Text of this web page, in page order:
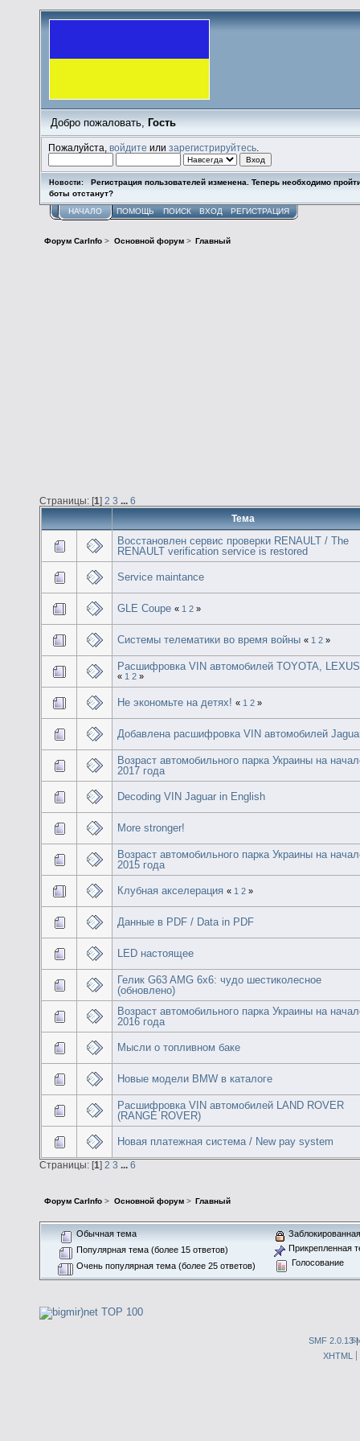
Добро пожаловать, Гость
Пожалуйста,войдите илизарегистрируйтесь
Новости:
Регистрация пользователей изменена. Теперь необходимо
боты отстанут?
НАЧАЛО ПОМОЩЬ ПОИСК ВХОД РЕГИСТРАЦИЯ
Форум CarInfo > Основной форум> Главный
Страницы: [1] 2 3 ... 6
Тема
Восстановлен сервис проверки RENAULT / The
RENAULT verification service is restored
Service maintance
GLE Coupe « 1 2 »
Системы телематики во время войны « 1 2 »
Расшифровка VIN автомобилей TOYOTA, LEXUS
« 1 2 »
Не экономьте на детях! « 1 2 »
Добавлена расшифровка VIN автомобилей
Возраст автомобильного парка Украины на
2017 года
Decoding VIN Jaguar in English
More stronger!
Возраст автомобильного парка Украины на
2015 года
Клубная акселерация « 1 2 »
Данные в PDF / Data in PDF
LED настоящее
Гелик G63 AMG 6x6: чудо шестиколесное
(обновлено)
Возраст автомобильного парка Украины на
2016 года
Мысли о топливном баке
Новые модели BMW в каталоге
Расшифровка VIN автомобилей LAND ROVER
(RANGE ROVER)
Новая платежная система / New pay system
Страницы: [1] 2 3 ... 6
Форум CarInfo > Основной форум> Главный
Обычная тема
Популярная тема (более 15 ответов)
Очень популярная тема (более 25 ответов)
Прикрепленная
Голосование
SMF 2.0.13|
XHTML